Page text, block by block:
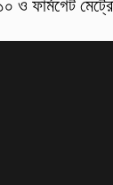
ও ফার্মগেট